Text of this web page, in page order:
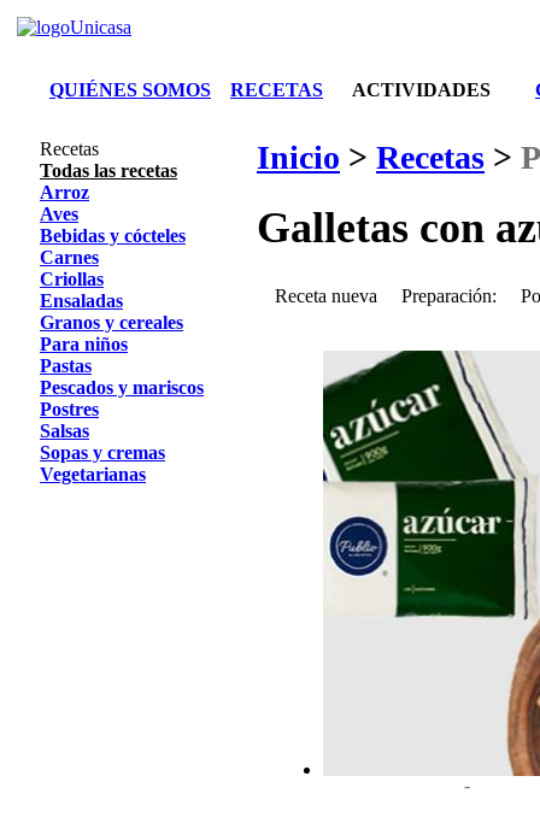
QUIÉNES SOMOS RECETAS ACTIVIDADES
Recetas
Todas las recetas
Arroz
Aves
Bebidas y cócteles
Carnes
Criollas
Ensaladas
Granos y cereales
Para niños
Pastas
Pescados y mariscos
Postres
Salsas
Sopas y cremas
Vegetarianas
Inicio > Recetas >
Galletas con
Receta nueva Preparación:
-